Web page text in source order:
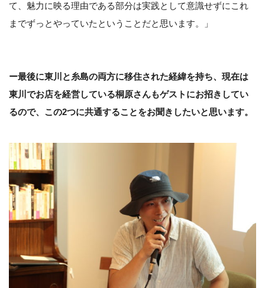
て、魅力に映る理由である部分は実践として意識せずにこれ
までずっとやっていたということだと思います。」
ー最後に東川と糸島の両方に移住された経緯を持ち、現在は
東川でお店を経営している桐原さんもゲストにお招きしてい
るので、この2つに共通することをお聞きしたいと思います。